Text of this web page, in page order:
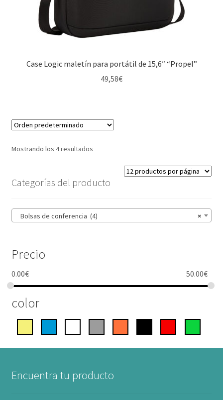
Case Logic maletín para portátil de 15,6″ “Propel”
49,58€
Mostrando los 4 resultados
Categorías del producto
×
Bolsas de conferencia (4)
Precio
0.00€ 50.00€
color
Encuentra tu producto